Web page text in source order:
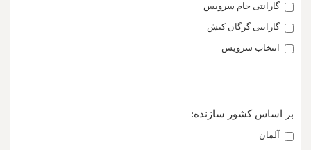
گارانتی جام سرویس
گارانتی گرگان کیش
انتخاب سرویس
بر اساس کشور سازنده:
آلمان